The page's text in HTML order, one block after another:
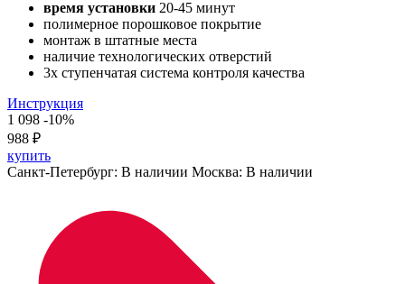
время установки 20-45 минут
полимерное порошковое покрытие
монтаж в штатные места
наличие технологических отверстий
3х ступенчатая система контроля качества
Инструкция
1 098 -10%
988 ₽
купить
Санкт-Петербург: В наличии Москва: В наличии